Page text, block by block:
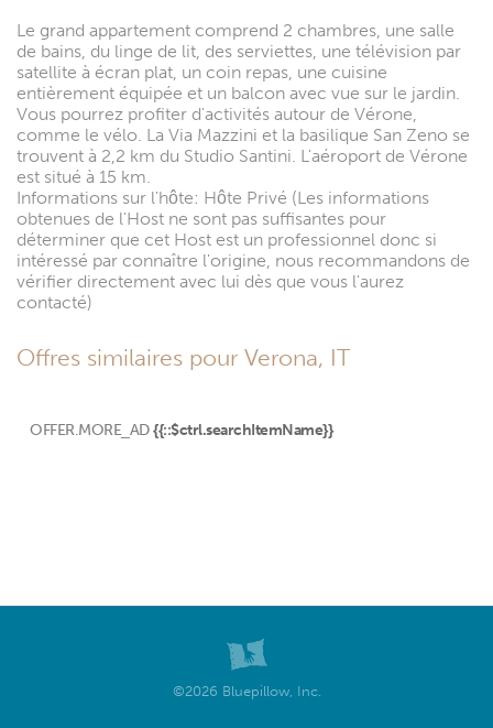
Le grand appartement comprend 2 chambres, une salle
de bains, du linge de lit, des serviettes, une télévision par
satellite à écran plat, un coin repas, une cuisine
entièrement équipée et un balcon avec vue sur le jardin.
Vous pourrez profiter d'activités autour de Vérone,
comme le vélo. La Via Mazzini et la basilique San Zeno se
trouvent à 2,2 km du Studio Santini. L'aéroport de Vérone
est situé à 15 km.
Informations sur l'hôte: Hôte Privé (Les informations
obtenues de l'Host ne sont pas suffisantes pour
déterminer que cet Host est un professionnel donc si
intéressé par connaître l'origine, nous recommandons de
vérifier directement avec lui dès que vous l'aurez
contacté)
Offres similaires pour Verona, IT
OFFER.MORE_AD {{::$ctrl.searchItemName}}
©2026 Bluepillow, Inc.